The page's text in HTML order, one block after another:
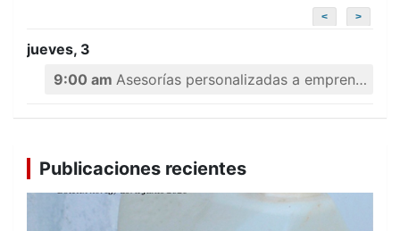
< >
jueves, 3
9:00 am Asesorías personalizadas a emprendedores
Publicaciones recientes